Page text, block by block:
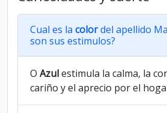
Cual es la colordel apellido
son sus estimulos?
O Azulestimula la calma, la
cariño y el aprecio por el